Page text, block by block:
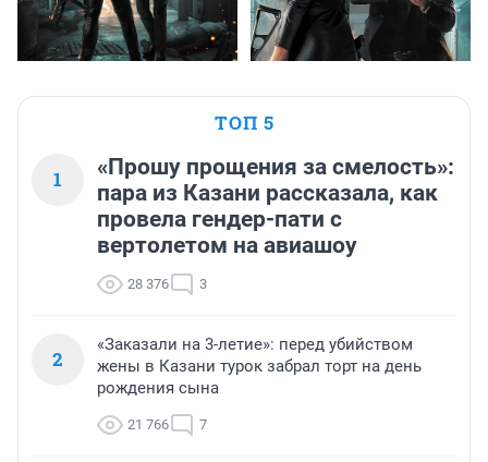
ТОП 5
1
«Прошу прощения за смелость»:
пара из Казани рассказала, как
провела гендер-пати с
вертолетом на авиашоу
28 376 3
2
«Заказали на 3-летие»: перед убийством
жены в Казани турок забрал торт на день
рождения сына
21 766 7